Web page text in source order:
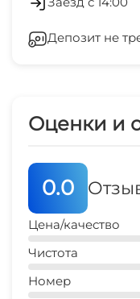
Зеленый
Депозит не
Оценки и
0.0
Цена/качество
Чистота
Номер